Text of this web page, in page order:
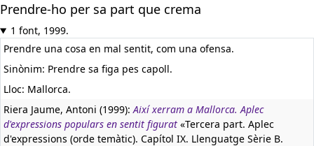
Prendre-ho per sa part que crema
1 font, 1999.
Prendre una cosa en mal sentit, com una ofensa.
Sinònim: Prendre sa figa pes capoll.
Lloc: Mallorca.
Riera Jaume, Antoni (1999):Així xerram a Mallorca. Aplec
d'expressions populars en sentit figurat «Tercera part. Aplec
d'expressions (orde temàtic). Capítol IX. Llenguatge Sèrie B.